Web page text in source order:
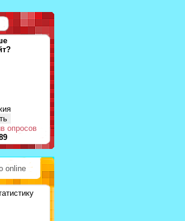
опросов
online